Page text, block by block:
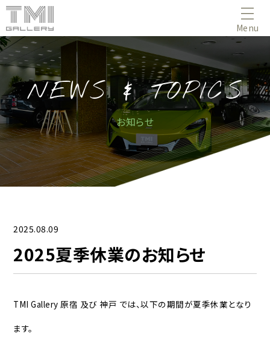
Menu
NEWS & TOPICS
お知らせ
2025.08.09
2025夏季休業のお知らせ
TMI Gallery 原宿 及び 神戸 では、以下の期間が夏季休業となり
ます。